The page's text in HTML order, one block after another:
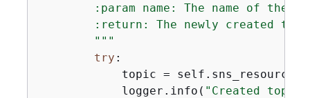
:param name: The name of the
:return: The newly created
        """
try :
topic =
            logger.info(
"Created topic